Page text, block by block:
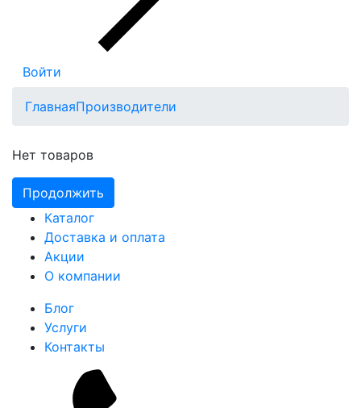
Войти
ГлавнаяПроизводители
Нет товаров
Продолжить
Каталог
Доставка и оплата
Акции
О компании
Блог
Услуги
Контакты